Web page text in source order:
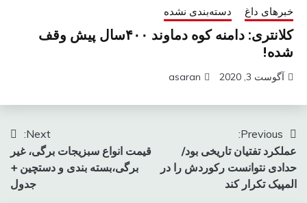
خبرهای داغ دسته‌بندی نشده
کلانتری: دامنه کوه دماوند ۴۰۰سال پیش وقف
شده!
آگوست 3, 2020 asaran
راهبری
نوشته
Previous:
عملکرد تفتیان تاریخی بود/
حدادی نتوانست رکوردش را در
المپیک تکرار کند
Next:
قیمت انواع سبزیجات برگی، غیر
برگی،بسته بندی و دستچین +
جدول